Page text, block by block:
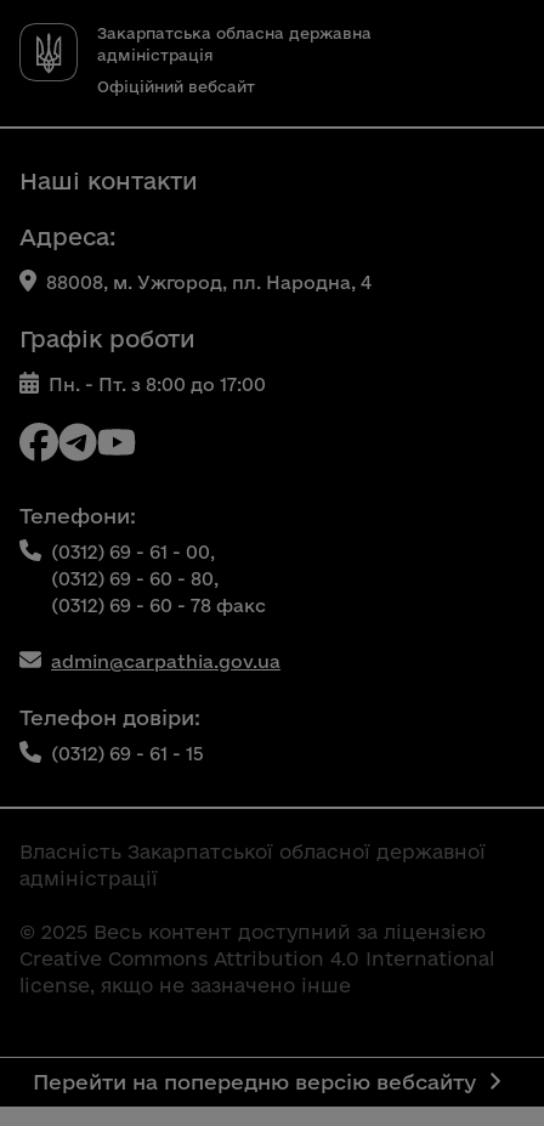
Закарпатська обласна державна
адміністрація
Офіційний вебсайт
Наші контакти
Адреса:
88008, м. Ужгород, пл. Народна, 4
Графік роботи
Пн. - Пт. з 8:00 до 17:00
Телефони:
(0312) 69 - 61 - 00,
(0312) 69 - 60 - 80,
(0312) 69 - 60 - 78 факс
admin@carpathia.gov.ua
Телефон довіри:
(0312) 69 - 61 - 15
Власність Закарпатської обласної державної
адміністрації
© 2025 Весь контент доступний за ліцензією
Creative Commons Attribution 4.0 International
license, якщо не зазначено інше
Перейти на попередню версію вебсайту